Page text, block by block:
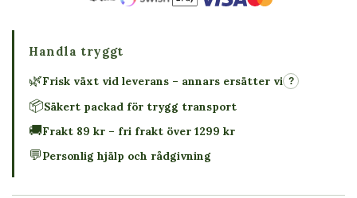
Handla tryggt
🌿Frisk växt vid leverans – annars ersätter vi ?
📦Säkert packad för trygg transport
🚚Frakt 89 kr – fri frakt över 1299 kr
💬Personlig hjälp och rådgivning